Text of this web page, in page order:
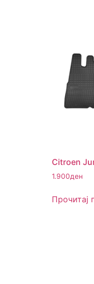
Citroen
1.900ден
Прочитај